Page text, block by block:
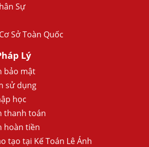
Sự
Sở Toàn Quốc
Lý
bảo mật
sử dụng
học
thanh toán
hoàn tiền
tạo tại Kế Toán Lê Ánh